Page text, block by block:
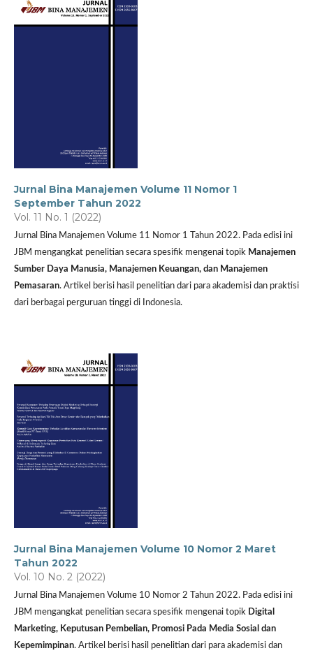
Jurnal Bina Manajemen Volume 11 Nomor 1
September Tahun 2022
Vol. 11 No. 1 (2022)
Jurnal Bina Manajemen Volume 11 Nomor 1 Tahun 2022. Pada edisi ini
JBM mengangkat penelitian secara spesifik mengenai topik Manajemen
Sumber Daya Manusia, Manajemen Keuangan, dan Manajemen
Pemasaran. Artikel berisi hasil penelitian dari para akademisi dan praktisi
dari berbagai perguruan tinggi di Indonesia.
Jurnal Bina Manajemen Volume 10 Nomor 2 Maret
Tahun 2022
Vol. 10 No. 2 (2022)
Jurnal Bina Manajemen Volume 10 Nomor 2 Tahun 2022. Pada edisi ini
JBM mengangkat penelitian secara spesifik mengenai topik Digital
Marketing, Keputusan Pembelian, Promosi Pada Media Sosial dan
Kepemimpinan. Artikel berisi hasil penelitian dari para akademisi dan